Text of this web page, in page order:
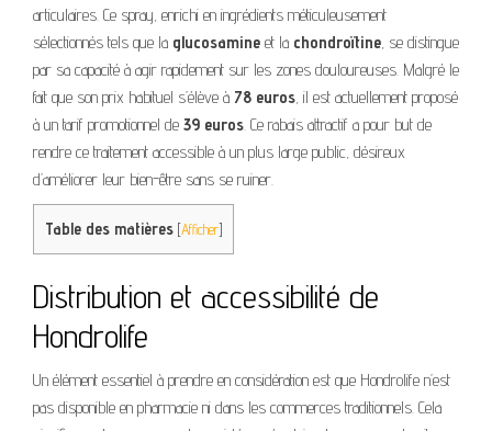
articulaires. Ce spray, enrichi en ingrédients méticuleusement
sélectionnés tels que la glucosamine et la chondroïtine, se distingue
par sa capacité à agir rapidement sur les zones douloureuses. Malgré le
fait que son prix habituel s’élève à 78 euros, il est actuellement proposé
à un tarif promotionnel de 39 euros. Ce rabais attractif a pour but de
rendre ce traitement accessible à un plus large public, désireux
d’améliorer leur bien-être sans se ruiner.
Table des matières [Afficher]
Distribution et accessibilité de
Hondrolife
Un élément essentiel à prendre en considération est que Hondrolife n’est
pas disponible en pharmacie ni dans les commerces traditionnels. Cela